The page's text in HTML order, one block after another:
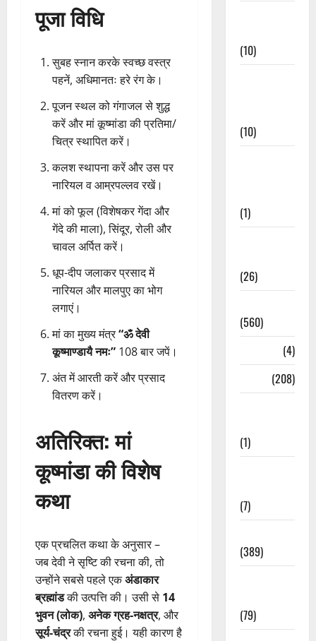
पूजा विधि
सुबह स्नान करके स्वच्छ वस्त्र
पहनें, अधिमानतः हरे रंग के।
पूजन स्थल को गंगाजल से शुद्ध
करें और मां कूष्मांडा की प्रतिमा/
चित्र स्थापित करें।
कलश स्थापना करें और उस पर
नारियल व आम्रपल्लव रखें।
मां को फूल (विशेषकर गेंदा और
गेंदे की माला), सिंदूर, रोली और
चावल अर्पित करें।
धूप-दीप जलाकर प्रसाद में
नारियल और मालपुए का भोग
लगाएं।
मां का मुख्य मंत्र“ॐ देवी
कूष्माण्डायै नमः” 108 बार जपें।
अंत में आरती करें और प्रसाद
वितरण करें।
अतिरिक्त: मां
कूष्मांडा की विशेष
कथा
एक प्रचलित कथा के अनुसार –
जब देवी ने सृष्टि की रचना की, तो
उन्होंने सबसे पहले एकअंडाकार
ब्रह्मांडकी उत्पत्ति की। उसी से 14
भुवन (लोक), अनेक ग्रह-नक्षत्र, और
सूर्य-चंद्रकी रचना हुई। यही कारण है
(10)
(10)
(1)
(26)
(560)
(4)
(208)
(1)
(7)
(389)
(79)